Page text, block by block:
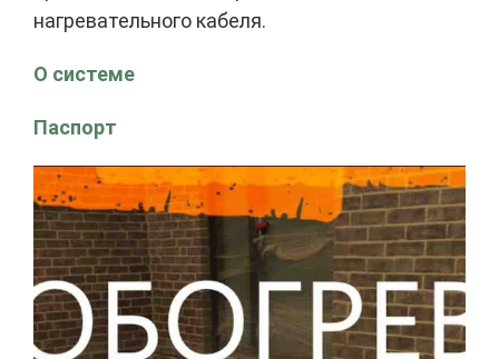
нагревательного кабеля.
О системе
Паспорт